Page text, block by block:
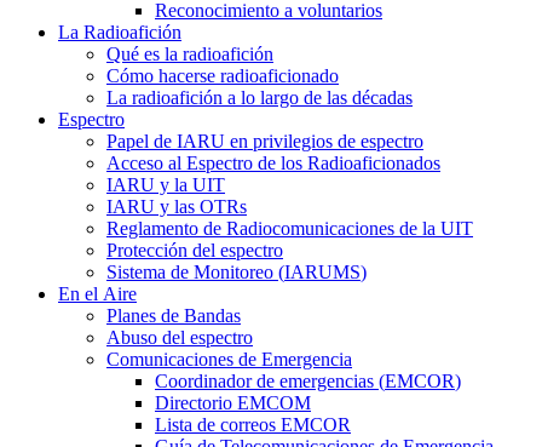
Reconocimiento a voluntarios
La Radioafición
Qué es la radioafición
Cómo hacerse radioaficionado
La radioafición a lo largo de las décadas
Espectro
Papel de IARU en privilegios de espectro
Acceso al Espectro de los Radioaficionados
IARU y la UIT
IARU y las OTRs
Reglamento de Radiocomunicaciones de la UIT
Protección del espectro
Sistema de Monitoreo (IARUMS)
En el Aire
Planes de Bandas
Abuso del espectro
Comunicaciones de Emergencia
Coordinador de emergencias (EMCOR)
Directorio EMCOM
Lista de correos EMCOR